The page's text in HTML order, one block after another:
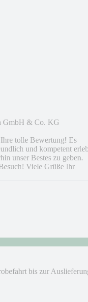
GmbH & Co. KG
tolle Bewertung! Es
und kompetent
unser Bestes zu geben.
Viele Grüße Ihr
bis zur